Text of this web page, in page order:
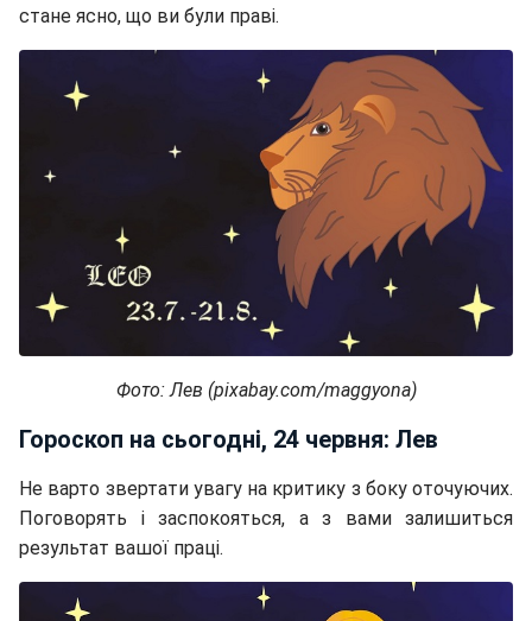
стане ясно, що ви були праві.
Фото: Лев (pixabay.com/maggyona)
Гороскоп на сьогодні, 24 червня: Лев
Не варто звертати увагу на критику з боку оточуючих.
Поговорять і заспокояться, а з вами залишиться
результат вашої праці.